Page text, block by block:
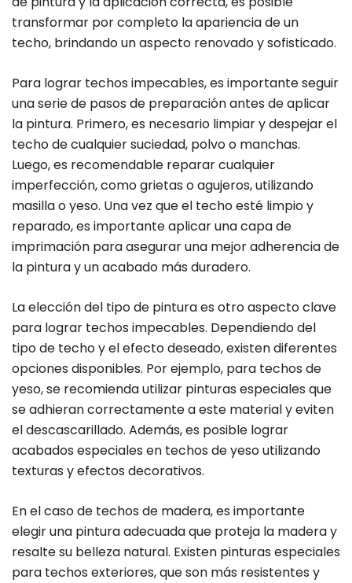
transformar por completo la apariencia de un
techo, brindando un aspecto renovado y sofisticado.
Para lograr techos impecables, es importante seguir
una serie de pasos de preparación antes de aplicar
la pintura. Primero, es necesario limpiar y despejar el
techo de cualquier suciedad, polvo o manchas.
Luego, es recomendable reparar cualquier
imperfección, como grietas o agujeros, utilizando
masilla o yeso. Una vez que el techo esté limpio y
reparado, es importante aplicar una capa de
imprimación para asegurar una mejor adherencia de
la pintura y un acabado más duradero.
La elección del tipo de pintura es otro aspecto clave
para lograr techos impecables. Dependiendo del
tipo de techo y el efecto deseado, existen diferentes
opciones disponibles. Por ejemplo, para techos de
yeso, se recomienda utilizar pinturas especiales que
se adhieran correctamente a este material y eviten
el descascarillado. Además, es posible lograr
acabados especiales en techos de yeso utilizando
texturas y efectos decorativos.
En el caso de techos de madera, es importante
elegir una pintura adecuada que proteja la madera y
resalte su belleza natural. Existen pinturas especiales
para techos exteriores, que son más resistentes y